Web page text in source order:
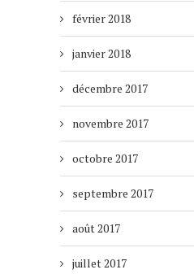
février 2018
janvier 2018
décembre 2017
novembre 2017
octobre 2017
septembre 2017
août 2017
juillet 2017